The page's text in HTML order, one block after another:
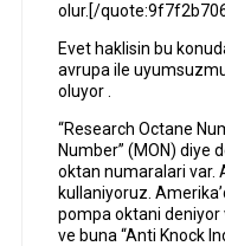
olur.[/
Evet haklisin bu
avrupa ile
oluyor .
“Research Octane
Number” (MON) diye
oktan numaralari var.
kullaniyoruz.
pompa oktani deniyor
ve buna “Anti Knock